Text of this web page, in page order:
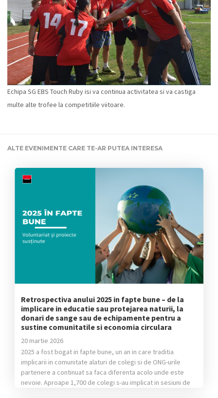
Echipa SG EBS Touch Ruby isi va continua activitatea si va castiga
multe alte trofee la competitiile viitoare.
ALTE EVENIMENTE CARE TE-AR PUTEA INTERESA
Retrospectiva anului 2025 in fapte bune – de la
implicare in educatie sau protejarea naturii, la
donari de sange sau de echipamente pentru a
sustine comunitatile si economia circulara
20 martie 2026
2025 a fost bogat in fapte bune, un an in care traditia
implicarii in comunitate alaturi de colegi si de ONG-urile
partenere a continuat sa faca diferenta acolo unde este
nevoie. Aproape 1,700 de colegi s-au implicat in sesiuni de